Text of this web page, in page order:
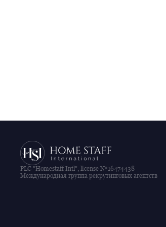
PLC "Homestaff Intl", license №16474438
Международная группа рекрутинговых агентств